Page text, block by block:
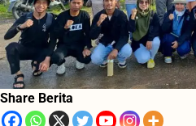
Share Berita